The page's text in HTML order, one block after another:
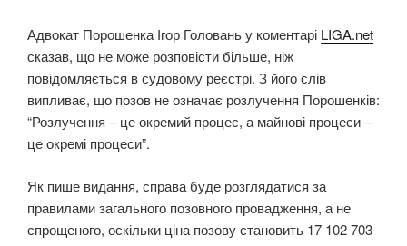
Адвокат Порошенка Ігор Головань у коментарі LIGA.net
сказав, що не може розповісти більше, ніж
повідомляється в судовому реєстрі. З його слів
випливає, що позов не означає розлучення Порошенків:
“Розлучення – це окремий процес, а майнові процеси –
це окремі процеси”.
Як пише видання, справа буде розглядатися за
правилами загального позовного провадження, а не
спрощеного, оскільки ціна позову становить 17 102 703